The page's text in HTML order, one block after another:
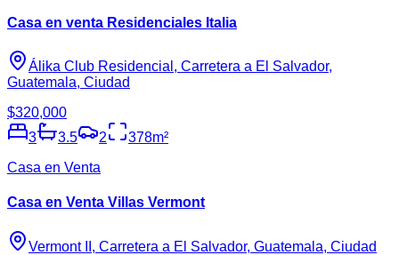
Casa en venta Residenciales Italia
Álika Club Residencial, Carretera a El Salvador,
Guatemala, Ciudad
$320,000
3
3.5 2 378m²
Casa en Venta
Casa en Venta Villas Vermont
Vermont II, Carretera a El Salvador, Guatemala, Ciudad